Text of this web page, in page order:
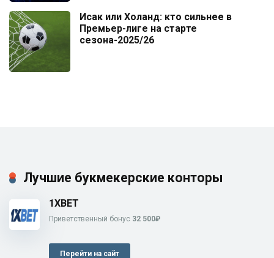
Исак или Холанд: кто сильнее в
Премьер-лиге на старте
сезона-2025/26
Лучшие букмекерские конторы
1XBET
Приветственный бонус 32 500₽
Перейти на сайт